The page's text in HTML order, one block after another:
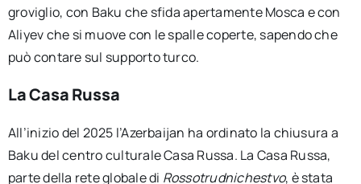
groviglio, con Baku che sfida apertamente Mosca e con
Aliyev che si muove con le spalle coperte, sapendo che
può contare sul supporto turco.
La Casa Russa
All’inizio del 2025 l’Azerbaijan ha ordinato la chiusura a
Baku del centro culturale Casa Russa. La Casa Russa,
parte della rete globale di Rossotrudnichestvo, è stata